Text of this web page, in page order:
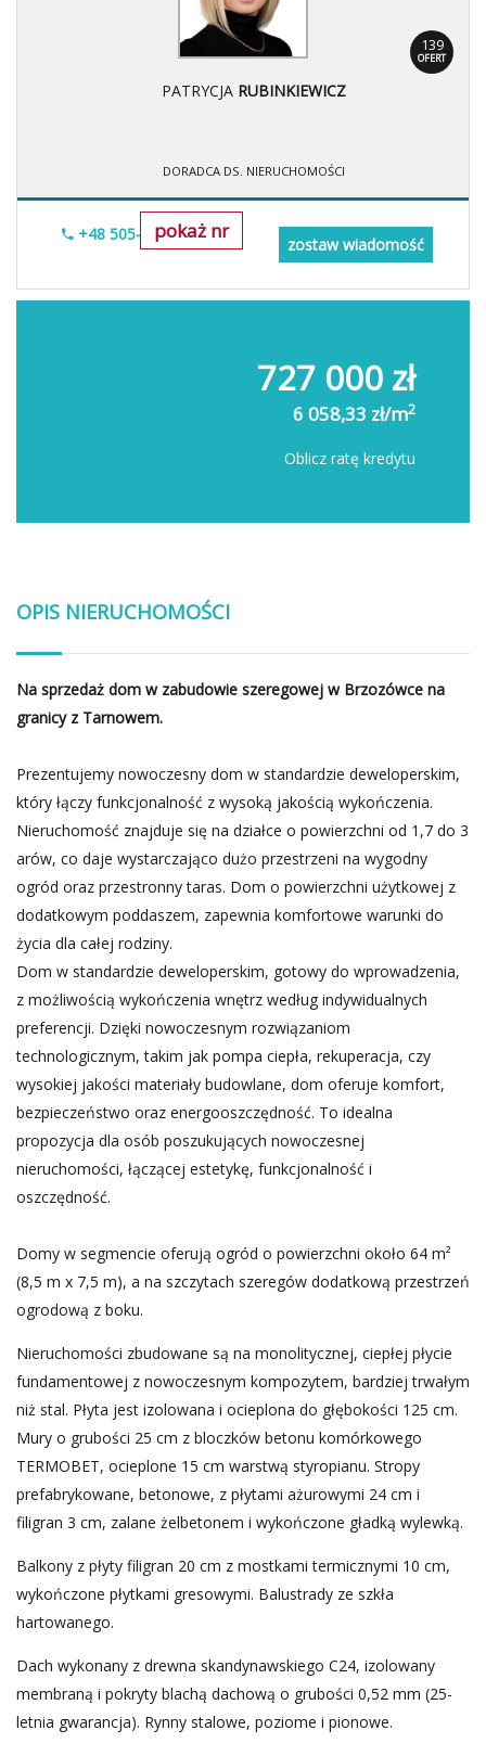
139
OFERT
PATRYCJA RUBINKIEWICZ
DORADCA DS. NIERUCHOMOŚCI
pokaż nr
+48 505-236-943
zostaw wiadomość
727 000 zł
6 058,33 zł/m2
Oblicz ratę kredytu
OPIS NIERUCHOMOŚCI
Na sprzedaż dom w zabudowie szeregowej w Brzozówce na
granicy z Tarnowem.
Prezentujemy nowoczesny dom w standardzie deweloperskim,
który łączy funkcjonalność z wysoką jakością wykończenia.
Nieruchomość znajduje się na działce o powierzchni od 1,7 do 3
arów, co daje wystarczająco dużo przestrzeni na wygodny
ogród oraz przestronny taras. Dom o powierzchni użytkowej z
dodatkowym poddaszem, zapewnia komfortowe warunki do
życia dla całej rodziny.
Dom w standardzie deweloperskim, gotowy do wprowadzenia,
z możliwością wykończenia wnętrz według indywidualnych
preferencji. Dzięki nowoczesnym rozwiązaniom
technologicznym, takim jak pompa ciepła, rekuperacja, czy
wysokiej jakości materiały budowlane, dom oferuje komfort,
bezpieczeństwo oraz energooszczędność. To idealna
propozycja dla osób poszukujących nowoczesnej
nieruchomości, łączącej estetykę, funkcjonalność i
oszczędność.
Domy w segmencie oferują ogród o powierzchni około 64 m²
(8,5 m x 7,5 m), a na szczytach szeregów dodatkową przestrzeń
ogrodową z boku.
Nieruchomości zbudowane są na monolitycznej, ciepłej płycie
fundamentowej z nowoczesnym kompozytem, bardziej trwałym
niż stal. Płyta jest izolowana i ocieplona do głębokości 125 cm.
Mury o grubości 25 cm z bloczków betonu komórkowego
TERMOBET, ocieplone 15 cm warstwą styropianu. Stropy
prefabrykowane, betonowe, z płytami ażurowymi 24 cm i
filigran 3 cm, zalane żelbetonem i wykończone gładką wylewką.
Balkony z płyty filigran 20 cm z mostkami termicznymi 10 cm,
wykończone płytkami gresowymi. Balustrady ze szkła
hartowanego.
Dach wykonany z drewna skandynawskiego C24, izolowany
membraną i pokryty blachą dachową o grubości 0,52 mm (25-
letnia gwarancja). Rynny stalowe, poziome i pionowe.